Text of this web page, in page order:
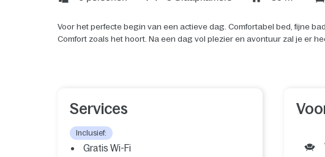
Voor het perfecte begin van een actieve dag. Comfortabel bed, fijne
Comfort zoals het hoort. Na een dag vol plezier en avontuur zal je er
Services
Inclusief:
Gratis Wi-Fi